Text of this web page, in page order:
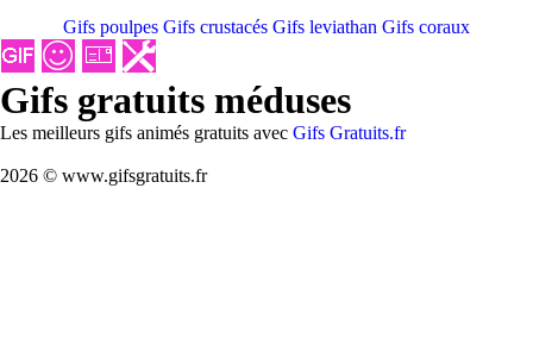
Gifs poulpes Gifs crustacés Gifs leviathan Gifs coraux
Gifs gratuits méduses
Les meilleurs gifs animés gratuits avec Gifs Gratuits.fr
2026 © www.gifsgratuits.fr